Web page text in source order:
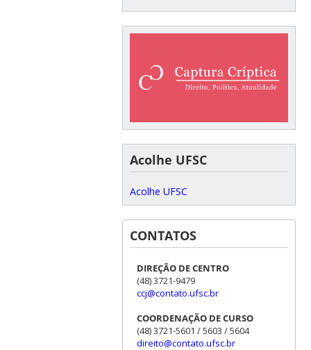
Acolhe UFSC
Acolhe UFSC
CONTATOS
DIREÇÃO DE CENTRO
(48) 3721-9479
ccj@contato.ufsc.br
COORDENAÇÃO DE CURSO
(48) 3721-5601 / 5603 / 5604
direito@contato.ufsc.br